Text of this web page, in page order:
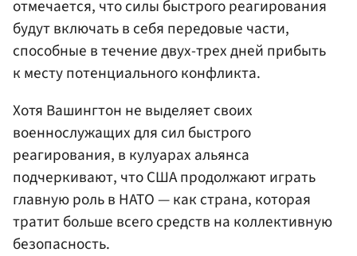
отмечается, что силы быстрого реагирования
будут включать в себя передовые части,
способные в течение двух-трех дней прибыть
к месту потенциального конфликта.
Хотя Вашингтон не выделяет своих
военнослужащих для сил быстрого
реагирования, в кулуарах альянса
подчеркивают, что США продолжают играть
главную роль в НАТО — как страна, которая
тратит больше всего средств на коллективную
безопасность.